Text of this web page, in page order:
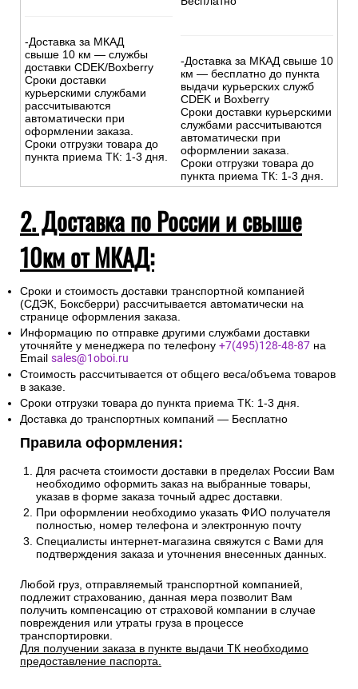
-Доставка за МКАД
свыше 10 км — службы
доставки CDEK/Boxberry
Сроки доставки
курьерскими службами
рассчитываются
автоматически при
оформлении заказа.
Сроки отгрузки товара до
пункта приема ТК: 1-3 дня.
-Доставка за МКАД свыше 10
км — бесплатно до пункта
выдачи курьерских служб
CDEK и Boxberry
Сроки доставки курьерскими
службами рассчитываются
автоматически при
оформлении заказа.
Сроки отгрузки товара до
пункта приема ТК: 1-3 дня.
2. Доставка по России и свыше
10км от МКАД:
Сроки и стоимость доставки транспортной компанией
(СДЭК, Боксберри) рассчитывается автоматически на
странице оформления заказа.
Информацию по отправке другими службами доставки
уточняйте у менеджера по телефону +7(495)128-48-87 на
Email sales@1oboi.ru
Стоимость рассчитывается от общего веса/объема товаров
в заказе.
Сроки отгрузки товара до пункта приема ТК: 1-3 дня.
Доставка до транспортных компаний — Бесплатно
Правила оформления:
Для расчета стоимости доставки в пределах России Вам
необходимо оформить заказ на выбранные товары,
указав в форме заказа точный адрес доставки.
При оформлении необходимо указать ФИО получателя
полностью, номер телефона и электронную почту
Специалисты интернет-магазина свяжутся с Вами для
подтверждения заказа и уточнения внесенных данных.
Любой груз, отправляемый транспортной компанией,
подлежит страхованию, данная мера позволит Вам
получить компенсацию от страховой компании в случае
повреждения или утраты груза в процессе
транспортировки.
Для получении заказа в пункте выдачи ТК необходимо
предоставление паспорта.